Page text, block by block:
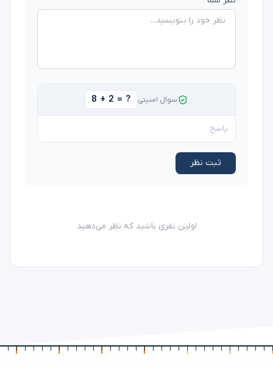
سوال امنیتی 8 + 2 = ?
ثبت نظر
اولین نفری باشید که نظر می‌دهید